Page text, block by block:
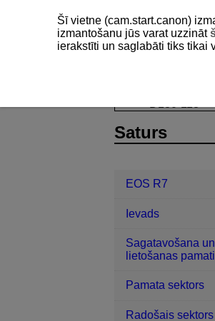
Saturs
EOS R7
Ievads
Sagatavošana
lietošanas pamati
Pamata sektors
Radošais sektors
Šī vietne (cam.start.canon)
izmantošanu jūs varat uzzināt
ierakstīti un saglabāti tiks tikai